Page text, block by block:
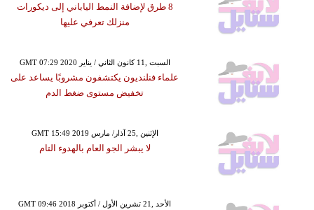
8 طرق لإضافة النمط الياباني إلى ديكورات
منزلك تعرفي عليها
GMT 07:29 2020 السبت ,11 كانون الثاني / يناير
علماء فنلنديون يكتشفون مشروبًا يساعد على
تخفيض مستوى ضغط الدم
GMT 15:49 2019 الإثنين ,25 آذار/ مارس
لا يبشر الجو العام بالهدوء التام
GMT 09:46 2018 الأحد ,21 تشرين الأول / أكتوبر